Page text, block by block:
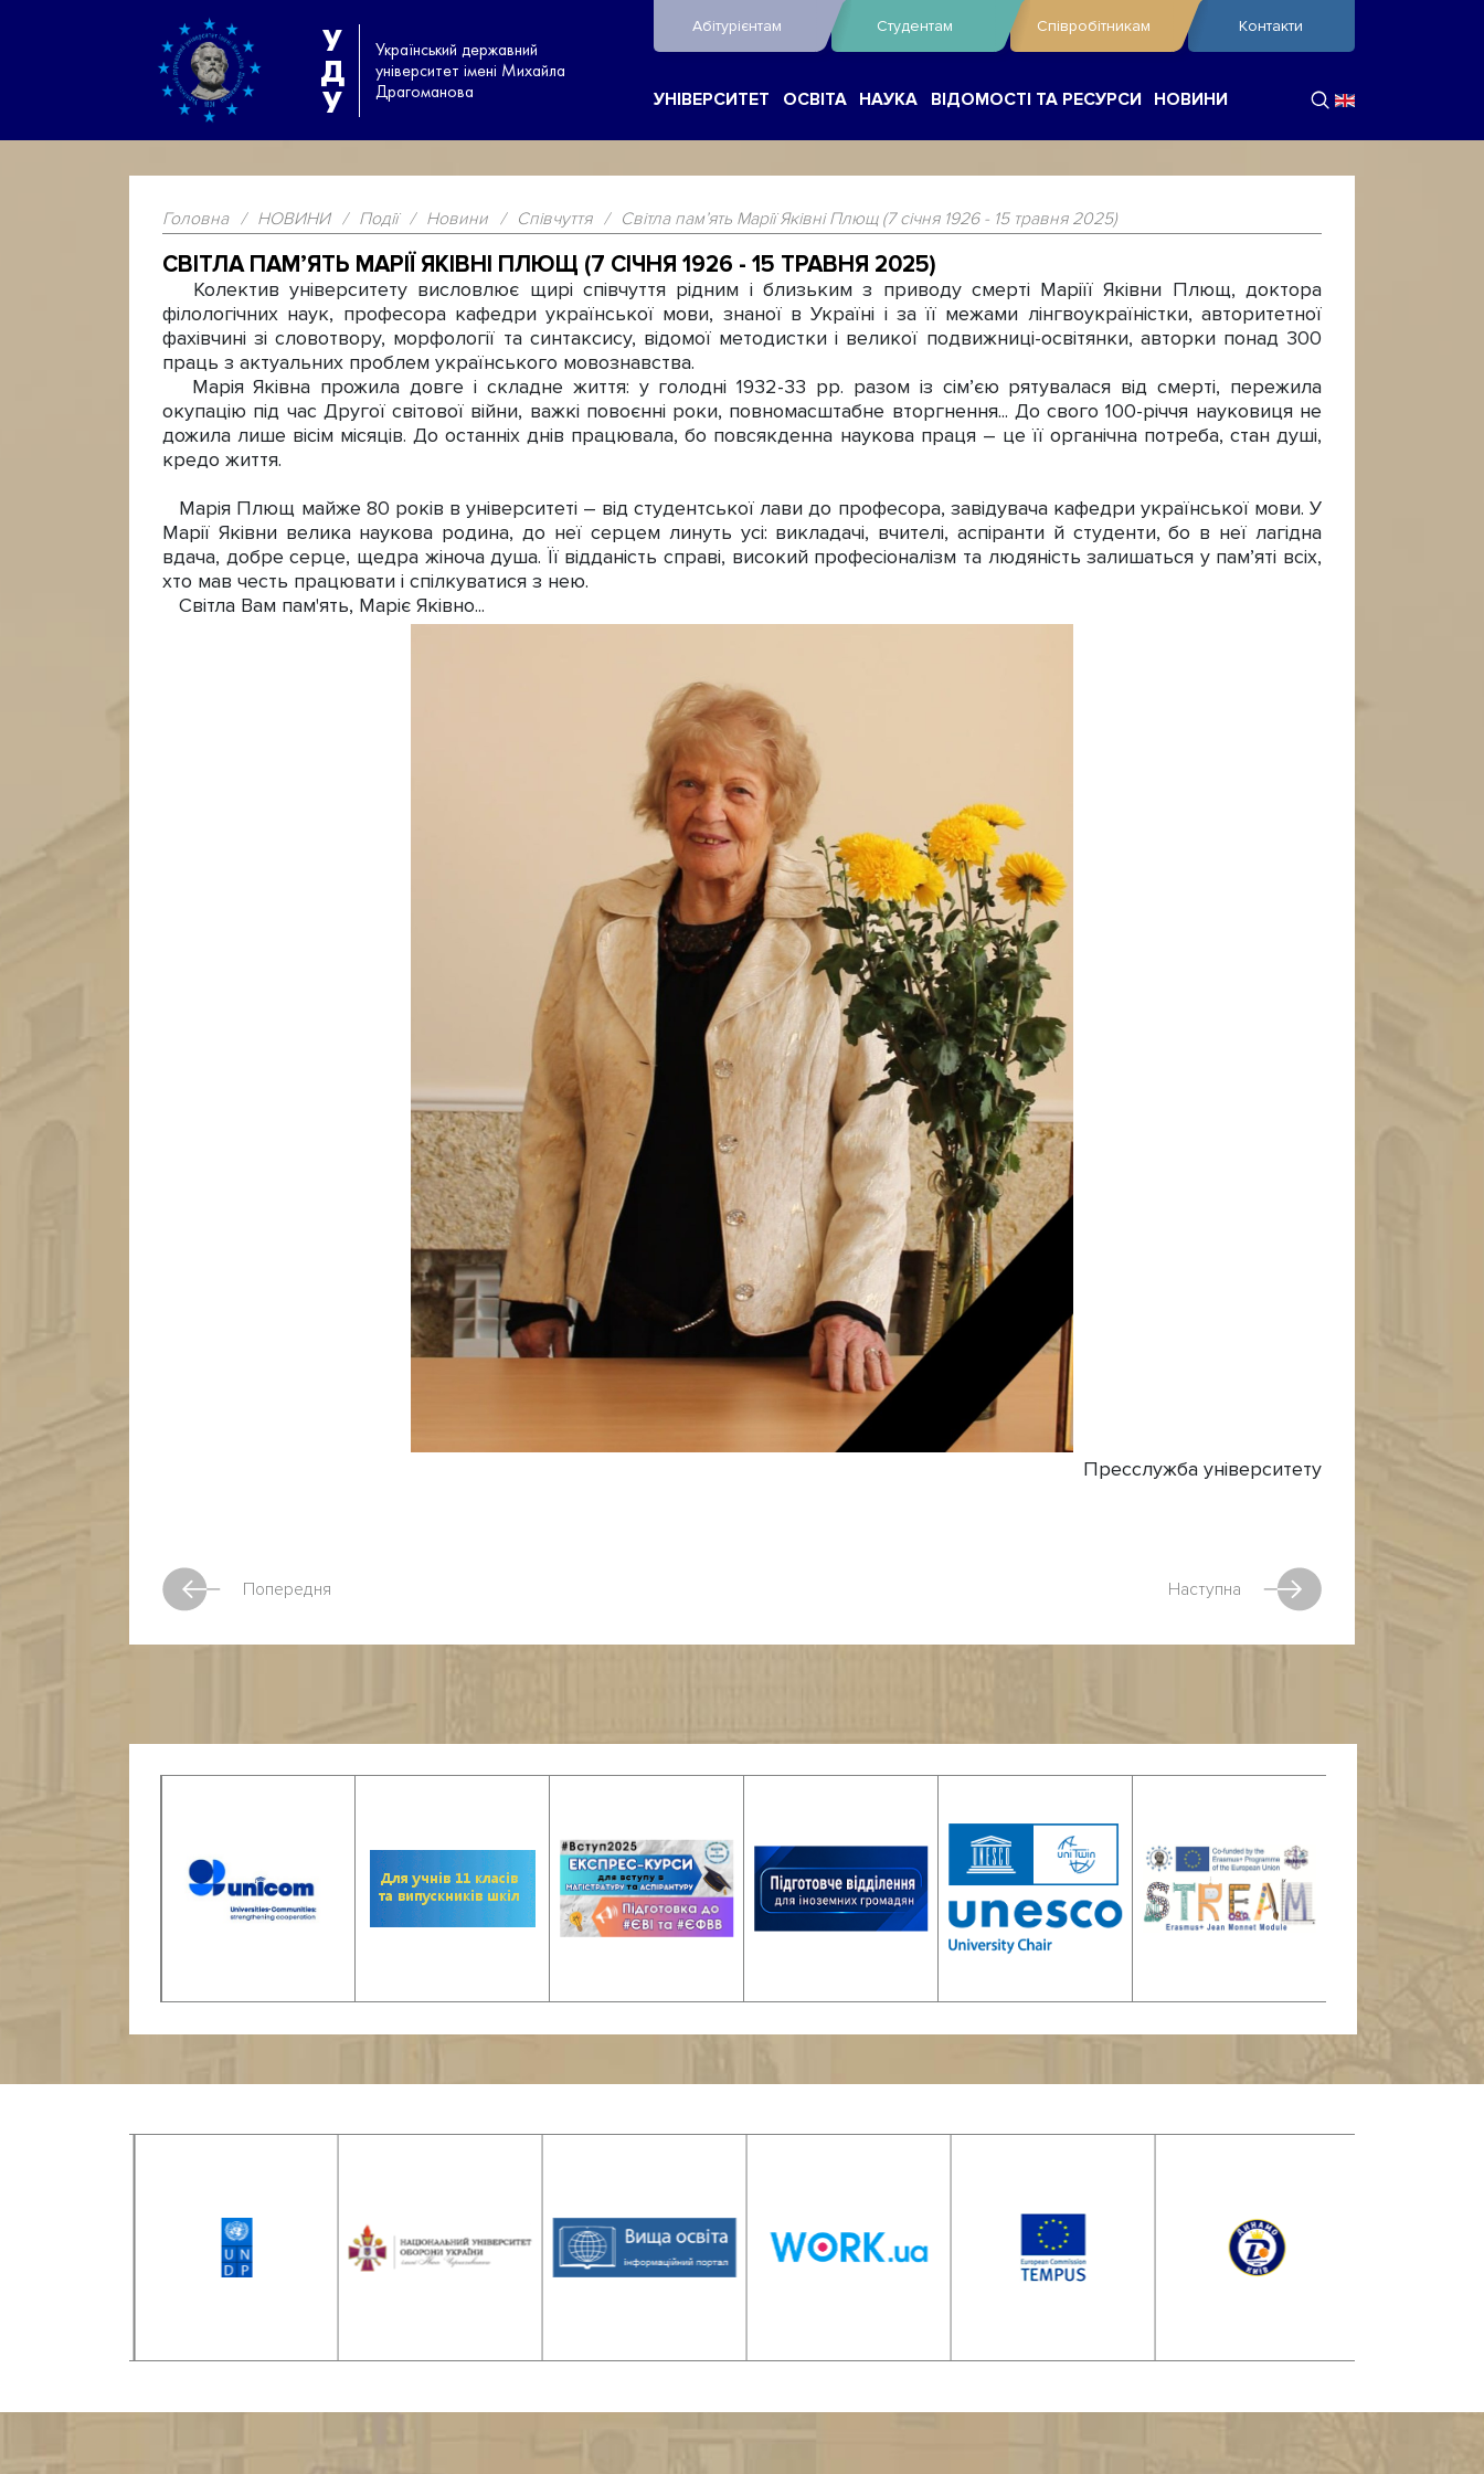
У
Д
У
Український державний
університет імені Михайла
Драгоманова
Абітурієнтам Студентам Співробітникам Контакти
УНІВЕРСИТЕТ ОСВІТА НАУКА ВІДОМОСТІ ТА РЕСУРСИ НОВИНИ
Головна / НОВИНИ / Події / Новини / Співчуття / Світла пам’ять Марії Яківні Плющ (7 січня 1926 - 15 травня 2025)
СВІТЛА ПАМ’ЯТЬ МАРІЇ ЯКІВНІ ПЛЮЩ (7 СІЧНЯ 1926 - 15 ТРАВНЯ 2025)
Колектив університету висловлює щирі співчуття рідним і близьким з приводу смерті Маріїї Яківни Плющ, доктора
філологічних наук, професора кафедри української мови, знаної в Україні і за її межами лінгвоукраїністки, авторитетної
фахівчині зі словотвору, морфології та синтаксису, відомої методистки і великої подвижниці-освітянки, авторки понад 300
праць з актуальних проблем українського мовознавства.
Марія Яківна прожила довге і складне життя: у голодні 1932-33 рр. разом із сім’єю рятувалася від смерті, пережила
окупацію під час Другої світової війни, важкі повоєнні роки, повномасштабне вторгнення... До свого 100-річчя науковиця не
дожила лише вісім місяців. До останніх днів працювала, бо повсякденна наукова праця – це її органічна потреба, стан душі,
кредо життя.
Марія Плющ майже 80 років в університеті – від студентської лави до професора, завідувача кафедри української мови. У
Марії Яківни велика наукова родина, до неї серцем линуть усі: викладачі, вчителі, аспіранти й студенти, бо в неї лагідна
вдача, добре серце, щедра жіноча душа. Її відданість справі, високий професіоналізм та людяність залишаться у пам’яті всіх,
хто мав честь працювати і спілкуватися з нею.
Світла Вам пам'ять, Маріє Яківно...
Пресслужба університету
Попередня Наступна